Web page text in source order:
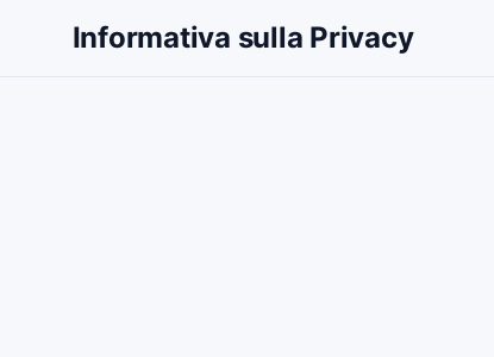
Informativa sulla Privacy